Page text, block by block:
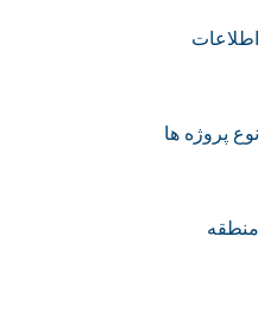
اطلاعات
نوع پروژه ها
منطقه